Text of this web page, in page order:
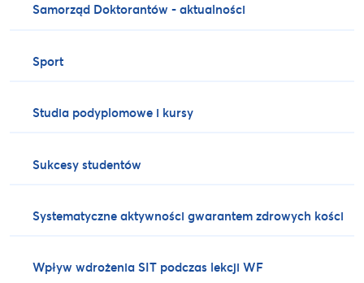
Samorząd Doktorantów - aktualności
Sport
Studia podyplomowe i kursy
Sukcesy studentów
Systematyczne aktywności gwarantem zdrowych kości
Wpływ wdrożenia SIT podczas lekcji WF